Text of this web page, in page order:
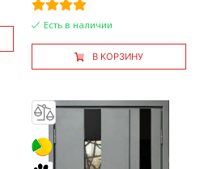
Есть в наличии
В КОРЗИНУ